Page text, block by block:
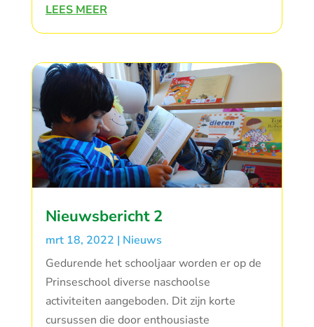
LEES MEER
Nieuwsbericht 2
mrt 18, 2022 | Nieuws
Gedurende het schooljaar worden er op de
Prinseschool diverse naschoolse
activiteiten aangeboden. Dit zijn korte
cursussen die door enthousiaste